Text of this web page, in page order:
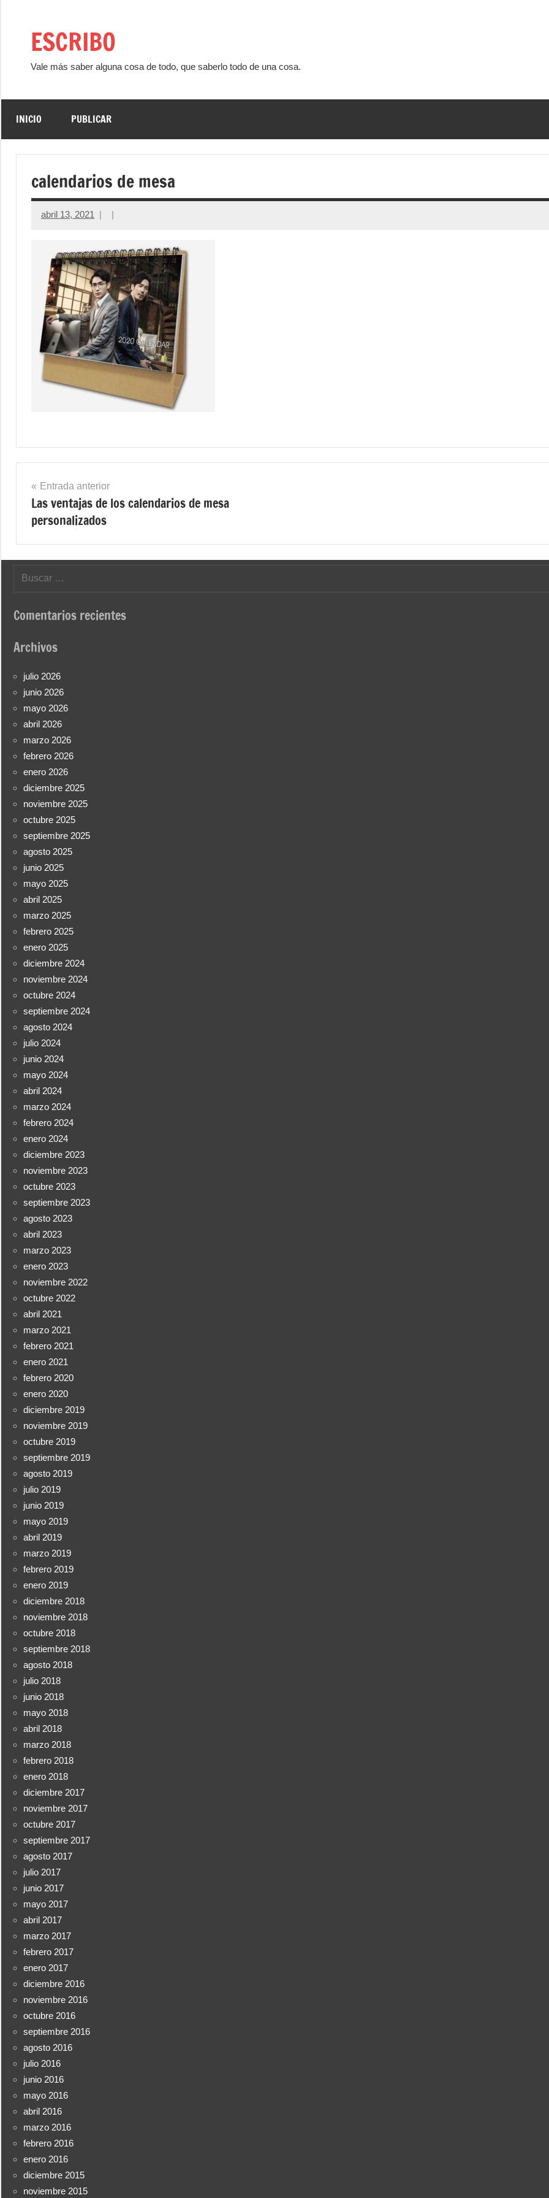
contenidoESCRIBO
Vale más saber alguna cosa de todo, que saberlo todo de una cosa.
INICIO PUBLICAR
calendarios de mesa
abril 13, 2021
Navegación
de
entradas
Entrada anterior
Las ventajas de los calendarios de mesa
personalizados
Buscar:
Comentarios recientes
Archivos
julio 2026
junio 2026
mayo 2026
abril 2026
marzo 2026
febrero 2026
enero 2026
diciembre 2025
noviembre 2025
octubre 2025
septiembre 2025
agosto 2025
junio 2025
mayo 2025
abril 2025
marzo 2025
febrero 2025
enero 2025
diciembre 2024
noviembre 2024
octubre 2024
septiembre 2024
agosto 2024
julio 2024
junio 2024
mayo 2024
abril 2024
marzo 2024
febrero 2024
enero 2024
diciembre 2023
noviembre 2023
octubre 2023
septiembre 2023
agosto 2023
abril 2023
marzo 2023
enero 2023
noviembre 2022
octubre 2022
abril 2021
marzo 2021
febrero 2021
enero 2021
febrero 2020
enero 2020
diciembre 2019
noviembre 2019
octubre 2019
septiembre 2019
agosto 2019
julio 2019
junio 2019
mayo 2019
abril 2019
marzo 2019
febrero 2019
enero 2019
diciembre 2018
noviembre 2018
octubre 2018
septiembre 2018
agosto 2018
julio 2018
junio 2018
mayo 2018
abril 2018
marzo 2018
febrero 2018
enero 2018
diciembre 2017
noviembre 2017
octubre 2017
septiembre 2017
agosto 2017
julio 2017
junio 2017
mayo 2017
abril 2017
marzo 2017
febrero 2017
enero 2017
diciembre 2016
noviembre 2016
octubre 2016
septiembre 2016
agosto 2016
julio 2016
junio 2016
mayo 2016
abril 2016
marzo 2016
febrero 2016
enero 2016
diciembre 2015
noviembre 2015